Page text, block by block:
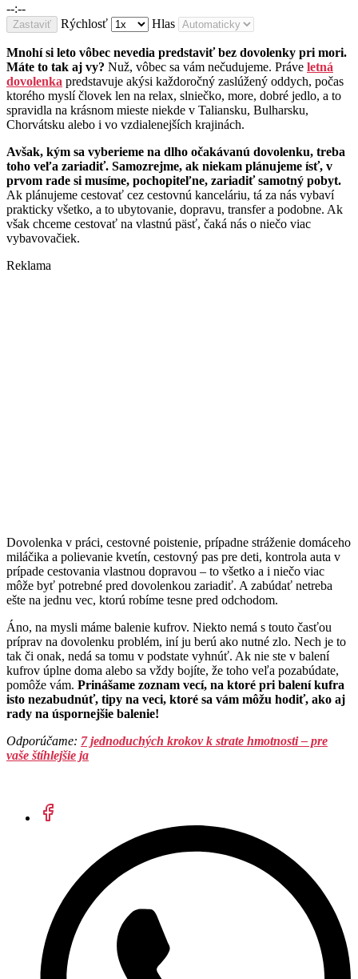
--:--
Zastaviť Rýchlosť Hlas
Mnohí si leto vôbec nevedia predstaviť bez dovolenky pri mori.
Máte to tak aj vy? Nuž, vôbec sa vám nečudujeme. Práve letná
dovolenka predstavuje akýsi každoročný zaslúžený oddych, počas
ktorého myslí človek len na relax, slniečko, more, dobré jedlo, a to
spravidla na krásnom mieste niekde v Taliansku, Bulharsku,
Chorvátsku alebo i vo vzdialenejších krajinách.
Avšak, kým sa vyberieme na dlho očakávanú dovolenku, treba
toho veľa zariadiť. Samozrejme, ak niekam plánujeme ísť, v
prvom rade si musíme, pochopiteľne, zariadiť samotný pobyt.
Ak plánujeme cestovať cez cestovnú kanceláriu, tá za nás vybaví
prakticky všetko, a to ubytovanie, dopravu, transfer a podobne. Ak
však chceme cestovať na vlastnú päsť, čaká nás o niečo viac
vybavovačiek.
Reklama
Dovolenka v práci, cestovné poistenie, prípadne stráženie domáceho
miláčika a polievanie kvetín, cestovný pas pre deti, kontrola auta v
prípade cestovania vlastnou dopravou – to všetko a i niečo viac
môže byť potrebné pred dovolenkou zariadiť. A zabúdať netreba
ešte na jednu vec, ktorú robíme tesne pred odchodom.
Áno, na mysli máme balenie kufrov. Niekto nemá s touto časťou
príprav na dovolenku problém, iní ju berú ako nutné zlo. Nech je to
tak či onak, nedá sa tomu v podstate vyhnúť. Ak nie ste v balení
kufrov úplne doma alebo sa vždy bojíte, že toho veľa pozabúdate,
pomôže vám. Prinášame zoznam vecí, na ktoré pri balení kufra
isto nezabudnúť, tipy na veci, ktoré sa vám môžu hodiť, ako aj
rady na úspornejšie balenie!
Odporúčame: 7 jednoduchých krokov k strate hmotnosti – pre
vaše štíhlejšie ja